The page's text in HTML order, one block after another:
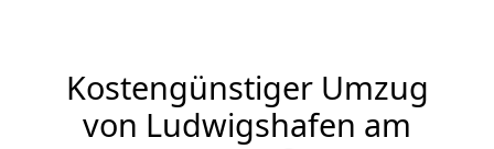
Kostengünstiger Umzug
von Ludwigshafen am